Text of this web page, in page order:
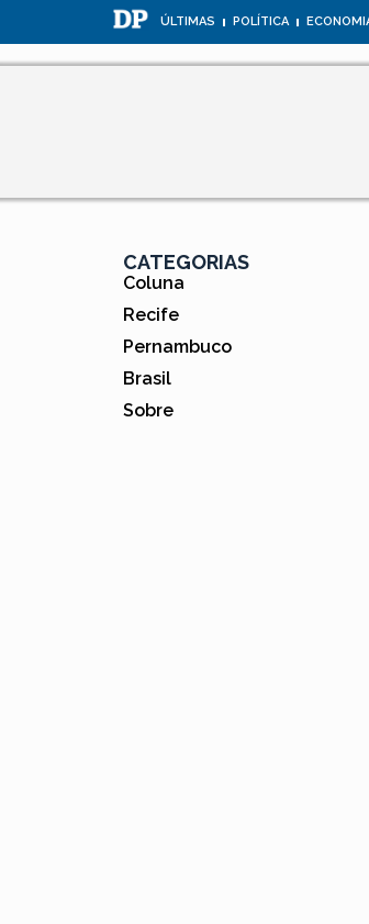
ÚLTIMAS POLÍTICA
CATEGORIAS
Coluna
Recife
Pernambuco
Brasil
Sobre